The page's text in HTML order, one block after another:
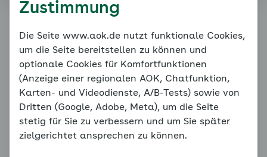
Coach starten
Vielen Dank fürIhre
Nachricht.
Wir kümmern uns schnellstmöglich um Ihr Anliegen.
Ihr Team des Online-Coachs Diabetes
Zustimmung
Die Seite www.aok.de nutzt funktionale Cookies,
um die Seite bereitstellen zu können und
optionale Cookies für Komfortfunktionen
(Anzeige einer regionalen AOK, Chatfunktion,
Karten- und Videodienste, A/B-Tests) sowie von
Dritten (Google, Adobe, Meta), um die Seite
stetig für Sie zu verbessern und um Sie später
zielgerichtet ansprechen zu können.